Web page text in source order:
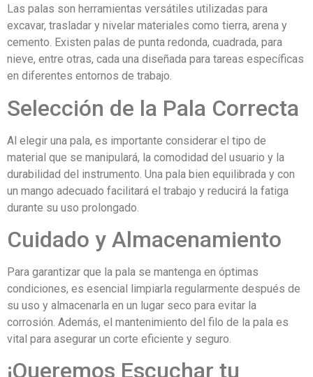
Las palas son herramientas versátiles utilizadas para
excavar, trasladar y nivelar materiales como tierra, arena y
cemento. Existen palas de punta redonda, cuadrada, para
nieve, entre otras, cada una diseñada para tareas específicas
en diferentes entornos de trabajo.
Selección de la Pala Correcta
Al elegir una pala, es importante considerar el tipo de
material que se manipulará, la comodidad del usuario y la
durabilidad del instrumento. Una pala bien equilibrada y con
un mango adecuado facilitará el trabajo y reducirá la fatiga
durante su uso prolongado.
Cuidado y Almacenamiento
Para garantizar que la pala se mantenga en óptimas
condiciones, es esencial limpiarla regularmente después de
su uso y almacenarla en un lugar seco para evitar la
corrosión. Además, el mantenimiento del filo de la pala es
vital para asegurar un corte eficiente y seguro.
¡Queremos Escuchar tu